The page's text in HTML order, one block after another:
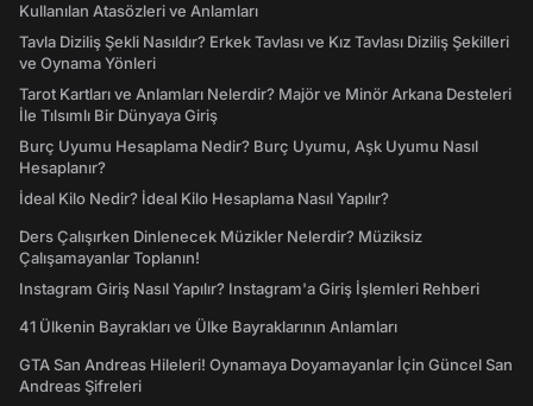
Kullanılan Atasözleri ve Anlamları
Tavla Diziliş Şekli Nasıldır? Erkek Tavlası ve Kız Tavlası Diziliş Şekilleri
ve Oynama Yönleri
Tarot Kartları ve Anlamları Nelerdir? Majör ve Minör Arkana Desteleri
İle Tılsımlı Bir Dünyaya Giriş
Burç Uyumu Hesaplama Nedir? Burç Uyumu, Aşk Uyumu Nasıl
Hesaplanır?
İdeal Kilo Nedir? İdeal Kilo Hesaplama Nasıl Yapılır?
Ders Çalışırken Dinlenecek Müzikler Nelerdir? Müziksiz
Çalışamayanlar Toplanın!
Instagram Giriş Nasıl Yapılır? Instagram'a Giriş İşlemleri Rehberi
41 Ülkenin Bayrakları ve Ülke Bayraklarının Anlamları
GTA San Andreas Hileleri! Oynamaya Doyamayanlar İçin Güncel San
Andreas Şifreleri